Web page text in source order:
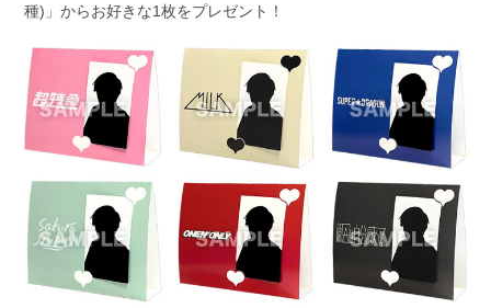
種)」からお好きな1枚をプレゼント！